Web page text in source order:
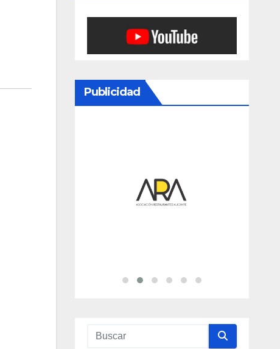
Publicidad